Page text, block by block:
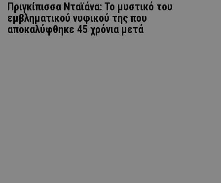
Πριγκίπισσα Νταϊάνα: Το μυστικό του
εμβληματικού νυφικού της που
αποκαλύφθηκε 45 χρόνια μετά